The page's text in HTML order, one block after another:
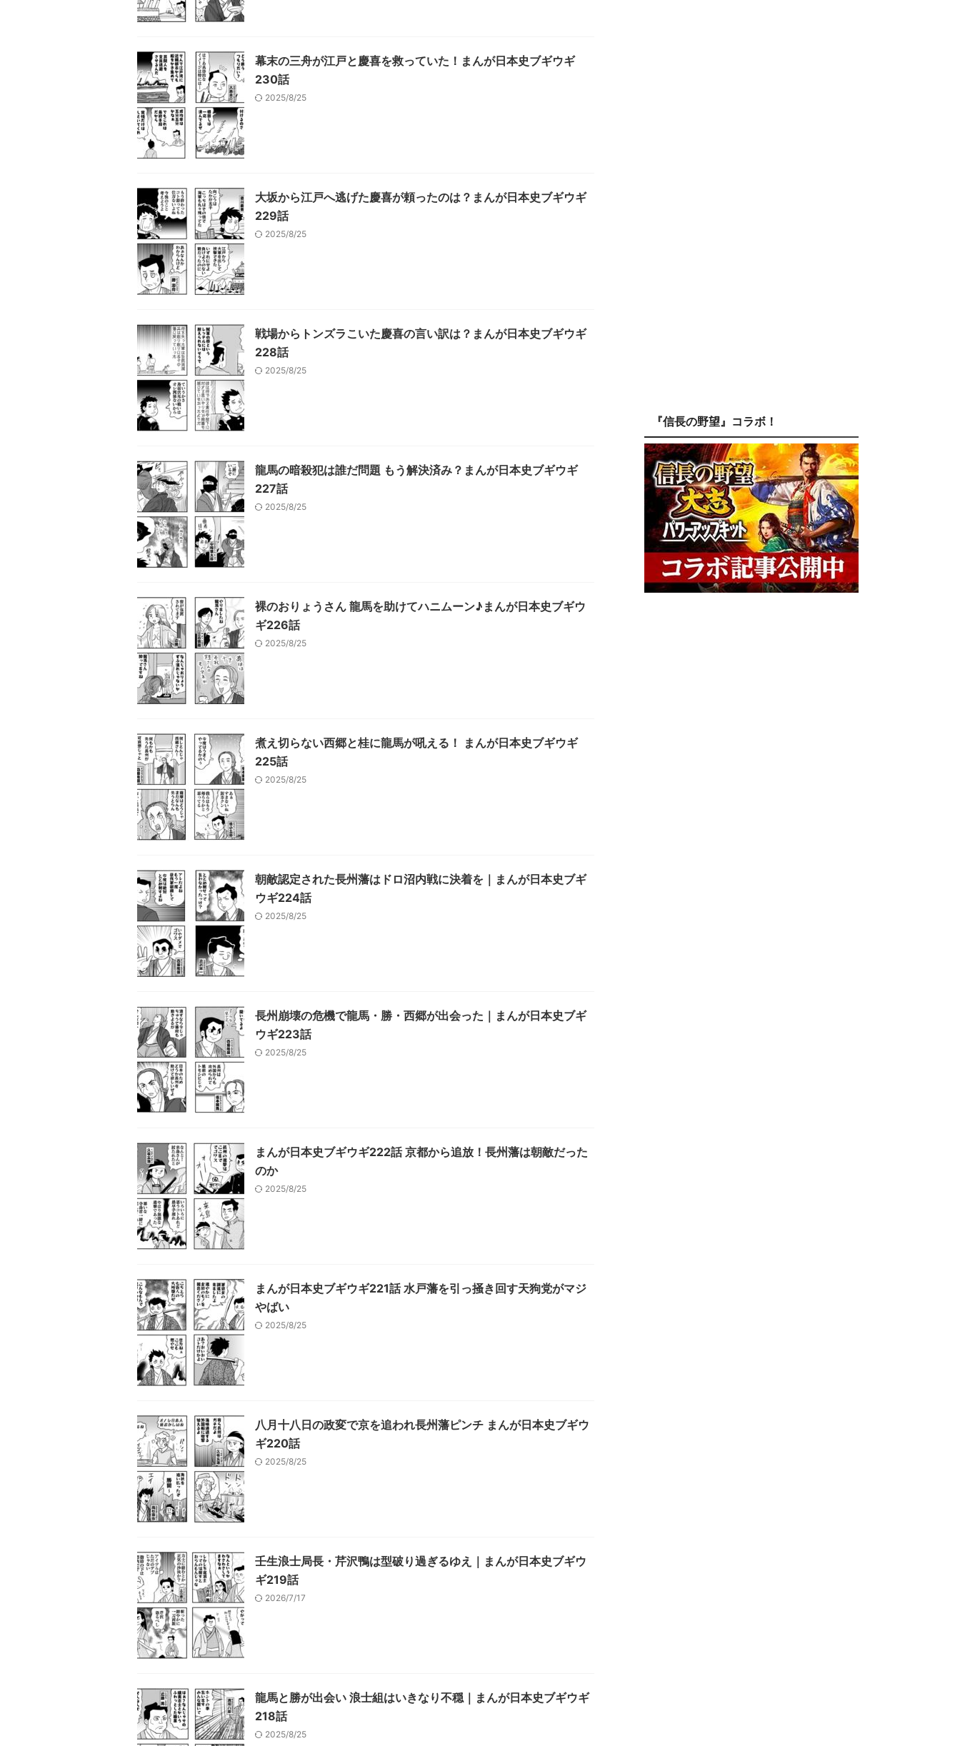
幕末の三舟が江戸と慶喜を救っていた！まんが日本史ブギウギ
230話
2025/8/25
大坂から江戸へ逃げた慶喜が頼ったのは？まんが日本史ブギウギ
229話
2025/8/25
戦場からトンズラこいた慶喜の言い訳は？まんが日本史ブギウギ
228話
2025/8/25
龍馬の暗殺犯は誰だ問題 もう解決済み？まんが日本史ブギウギ
227話
2025/8/25
裸のおりょうさん 龍馬を助けてハニムーン♪まんが日本史ブギウ
ギ226話
2025/8/25
煮え切らない西郷と桂に龍馬が吼える！ まんが日本史ブギウギ
225話
2025/8/25
朝敵認定された長州藩はドロ沼内戦に決着を｜まんが日本史ブギ
ウギ224話
2025/8/25
長州崩壊の危機で龍馬・勝・西郷が出会った｜まんが日本史ブギ
ウギ223話
2025/8/25
まんが日本史ブギウギ222話 京都から追放！長州藩は朝敵だった
のか
2025/8/25
まんが日本史ブギウギ221話 水戸藩を引っ掻き回す天狗党がマジ
やばい
2025/8/25
八月十八日の政変で京を追われ長州藩ピンチ まんが日本史ブギウ
ギ220話
2025/8/25
壬生浪士局長・芹沢鴨は型破り過ぎるゆえ｜まんが日本史ブギウ
ギ219話
2026/7/17
龍馬と勝が出会い 浪士組はいきなり不穏｜まんが日本史ブギウギ
218話
2025/8/25
『信長の野望』コラボ！